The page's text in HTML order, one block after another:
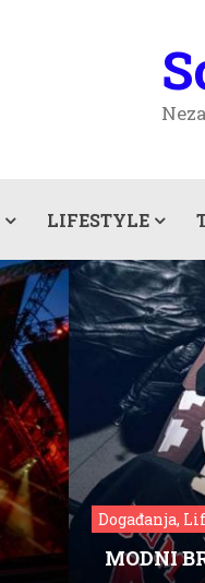
LIFESTYLE
Događanja,
MODNI